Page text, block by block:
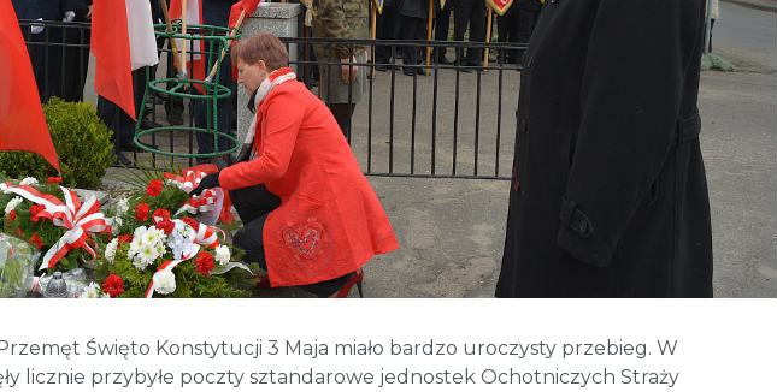
Święto Konstytucji 3 Maja miało bardzo uroczysty przebieg. W
licznie przybyłe poczty sztandarowe jednostek Ochotniczych Straży